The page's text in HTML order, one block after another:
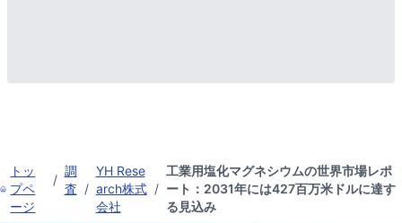
トッ
プペ
ージ
/
調
査 /
YH Rese
arch株式
会社
/
工業用塩化マグネシウムの世界市場レポ
ート：2031年には427百万米ドルに達す
る見込み